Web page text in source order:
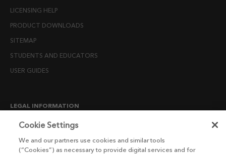
LICENSING HELP
PRODUCT DOWNLOADS
SITEMAP
STUDENTS AND EDUCATORS
USER GUIDES
LEGAL INFORMATION
CANDIDATE PRIVACY NOTICE
END USER LICENSE AGREEMENTS
Cookie Settings
We and our partners use cookies and similar tools
(“Cookies”) as necessary to provide digital services and for